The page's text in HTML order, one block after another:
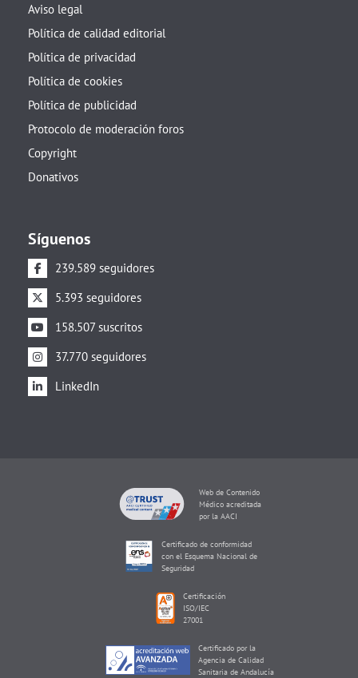
Aviso legal
Política de calidad editorial
Política de privacidad
Política de cookies
Política de publicidad
Protocolo de moderación foros
Copyright
Donativos
Síguenos
239.589 seguidores
5.393 seguidores
158.507 suscritos
37.770 seguidores
LinkedIn
Web de Contenido
Médico acreditada
por la AACI
Certificado de conformidad
con el Esquema Nacional de
Seguridad
Certificación
ISO/IEC
27001
Certificado por la
Agencia de Calidad
Sanitaria de Andalucía